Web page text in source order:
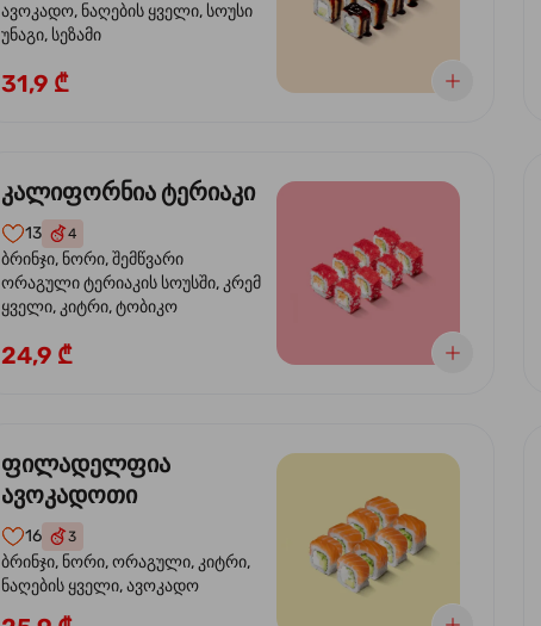
ავოკადო, ნაღების ყველი, სოუსი
უნაგი, სეზამი
31,9 ₾
კალიფორნია ტერიაკი
13 4
ბრინჯი, ნორი, შემწვარი
ორაგული ტერიაკის სოუსში, კრემ
ყველი, კიტრი, ტობიკო
24,9 ₾
ფილადელფია
ავოკადოთი
16 3
ბრინჯი, ნორი, ორაგული, კიტრი,
ნაღების ყველი, ავოკადო